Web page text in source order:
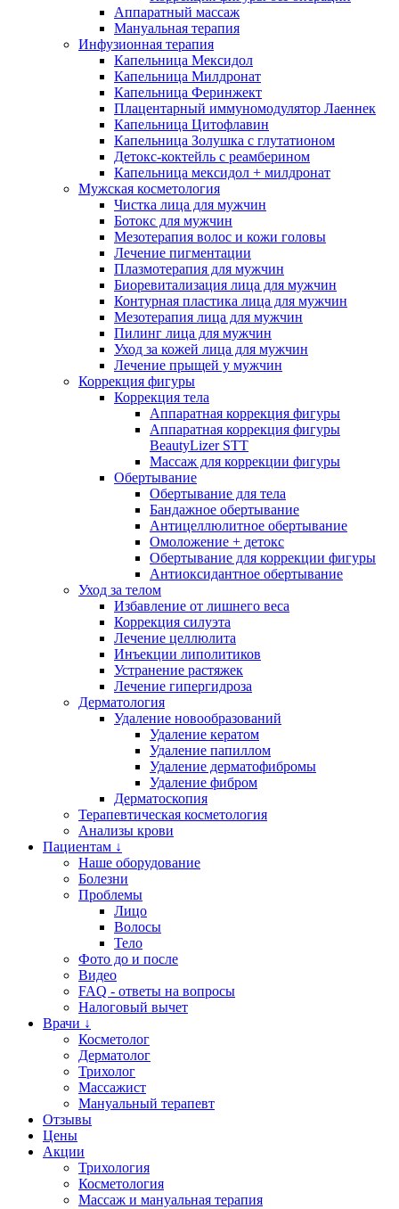
Аппаратный массаж
Мануальная терапия
Инфузионная терапия
Капельница Мексидол
Капельница Милдронат
Капельница Феринжект
Плацентарный иммуномодулятор Лаеннек
Капельница Цитофлавин
Капельница Золушка с глутатионом
Детокс-коктейль с реамберином
Капельница мексидол + милдронат
Мужская косметология
Чистка лица для мужчин
Ботокс для мужчин
Мезотерапия волос и кожи головы
Лечение пигментации
Плазмотерапия для мужчин
Биоревитализация лица для мужчин
Контурная пластика лица для мужчин
Мезотерапия лица для мужчин
Пилинг лица для мужчин
Уход за кожей лица для мужчин
Лечение прыщей у мужчин
Коррекция фигуры
Коррекция тела
Аппаратная коррекция фигуры
Аппаратная коррекция фигуры
BeautyLizer STT
Массаж для коррекции фигуры
Обертывание
Обертывание для тела
Бандажное обертывание
Антицеллюлитное обертывание
Омоложение + детокс
Обертывание для коррекции фигуры
Антиоксидантное обертывание
Уход за телом
Избавление от лишнего веса
Коррекция силуэта
Лечение целлюлита
Инъекции липолитиков
Устранение растяжек
Лечение гипергидроза
Дерматология
Удаление новообразований
Удаление кератом
Удаление папиллом
Удаление дерматофибромы
Удаление фибром
Дерматоскопия
Терапевтическая косметология
Анализы крови
Пациентам ↓
Наше оборудование
Болезни
Проблемы
Лицо
Волосы
Тело
Фото до и после
Видео
FAQ - ответы на вопросы
Налоговый вычет
Врачи ↓
Косметолог
Дерматолог
Трихолог
Массажист
Мануальный терапевт
Отзывы
Цены
Акции
Трихология
Косметология
Массаж и мануальная терапия